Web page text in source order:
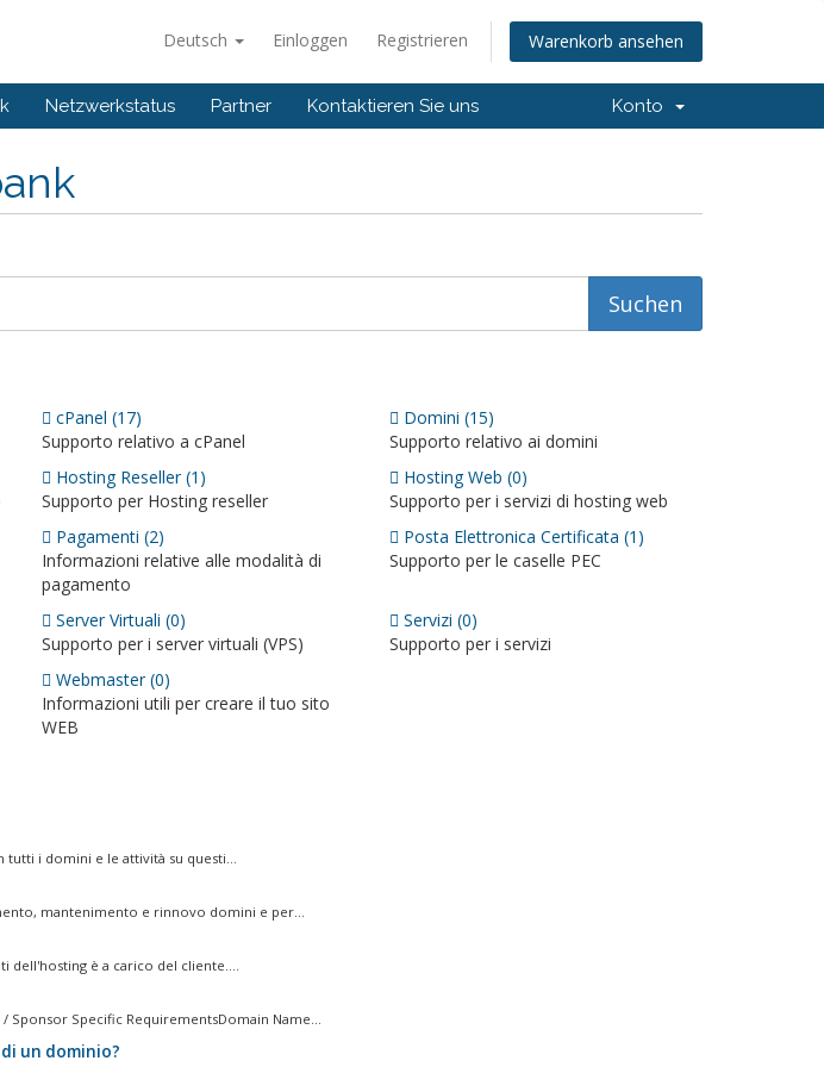
Deutsch Einloggen Registrieren Warenkorb ansehen
Netzwerkstatus Partner Kontaktieren Sie uns Konto
cPanel (17)
Supporto relativo a cPanel
Domini (15)
Supporto relativo ai domini
Hosting Reseller (1)
Supporto per Hosting reseller
Hosting Web (0)
Supporto per i servizi di hosting web
Pagamenti (2)
Informazioni relative alle modalità di
pagamento
Posta Elettronica Certificata (1)
Supporto per le caselle PEC
Server Virtuali (0)
Supporto per i server virtuali (VPS)
Servizi (0)
Supporto per i servizi
Webmaster (0)
Informazioni utili per creare il tuo sito
WEB
tutti i domini e le attività su questi...
mantenimento e rinnovo domini e per...
dell'hosting è a carico del cliente....
Sponsor Specific RequirementsDomain Name...
un dominio?